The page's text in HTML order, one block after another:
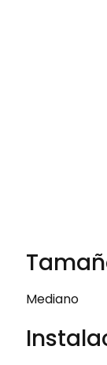
Mediano